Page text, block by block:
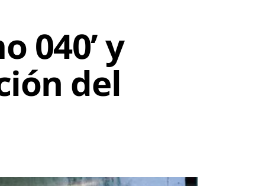
040’ y
del